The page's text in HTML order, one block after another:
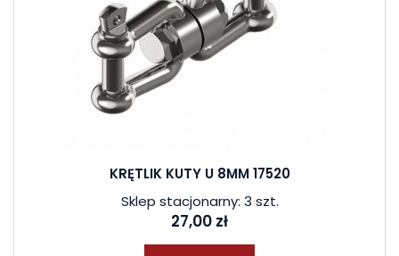
KRĘTLIK KUTY U 8MM 17520
Sklep stacjonarny: 3 szt.
27,00 zł